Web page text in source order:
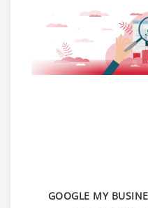
GOOGLE MY